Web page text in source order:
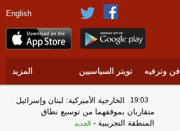
English
فن وترفيه تويتر السياسيين المزيد
19:03
‏الخارجية الأميركية: لبنان وإسرائيل
متقاربان بموقفهما من توسيع نطاق
المنطقة التجريبية - الجديد